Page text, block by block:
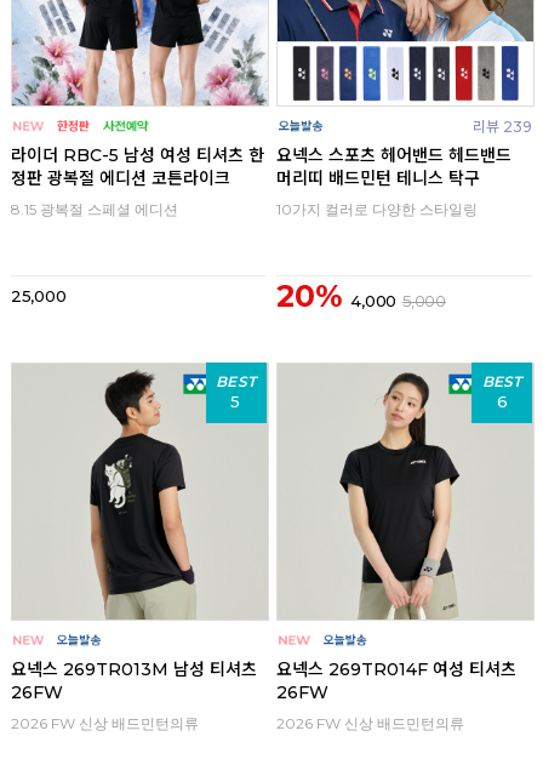
라이더 RBC-5 남성 여성 티셔츠 한
정판 광복절 에디션 코튼라이크
8.15 광복절 스페셜 에디션
25,000
리뷰 239
요넥스 스포츠 헤어밴드 헤드밴드
머리띠 배드민턴 테니스 탁구
10가지 컬러로 다양한 스타일링
20% 4,000 5,000
BEST
5
요넥스 269TR013M 남성 티셔츠
26FW
2026 FW 신상 배드민턴의류
BEST
6
요넥스 269TR014F 여성 티셔츠
26FW
2026 FW 신상 배드민턴의류